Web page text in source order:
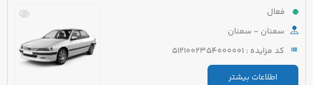
فعال
سمنان - سمنان
کد مزایده : 5121002354000001
اطلاعات بیشتر